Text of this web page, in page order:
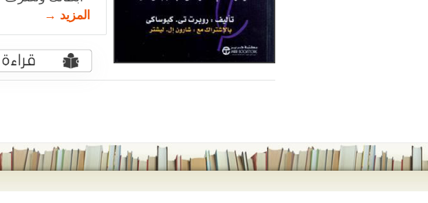
المزيد →